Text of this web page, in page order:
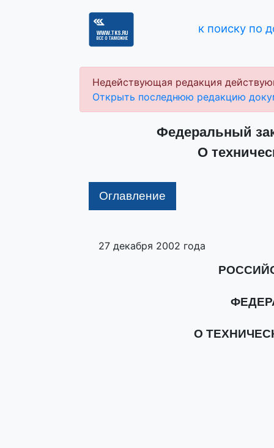
к поиску по
Недействующая редакция
Открыть последнюю редакцию
Федеральный
О
Оглавление
27 декабря 2002 года
О